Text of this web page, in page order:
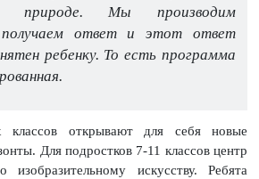
природе. Мы производим
ответ и этот ответ
ребенку. То есть программа
открывают для себя новые
Для подростков 7-11 классов центр
изобразительному искусству. Ребята